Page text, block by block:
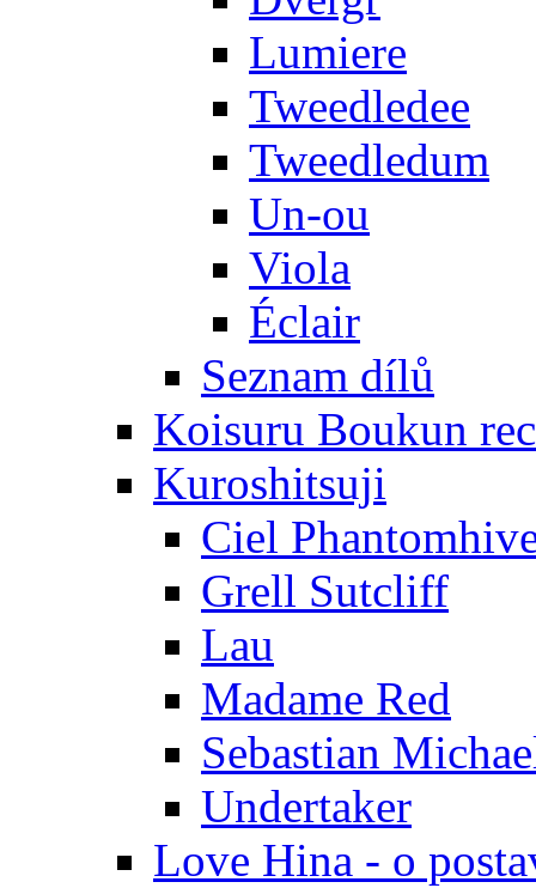
Lumiere
Tweedledee
Tweedledum
Un-ou
Viola
Éclair
Seznam dílů
Koisuru Boukun
Kuroshitsuji
Ciel
Grell Sutcliff
Lau
Madame Red
Sebastian
Undertaker
Love Hina - o